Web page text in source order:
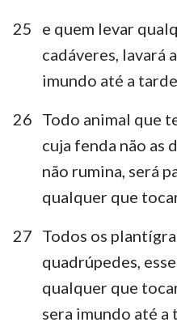
25
e quem levar
cadáveres, lavará
imundo até a tarde.
26 Todo animal que
cuja fenda não as
não rumina, será
qualquer que
27 Todos os
quadrúpedes,
qualquer que
sera imundo até a